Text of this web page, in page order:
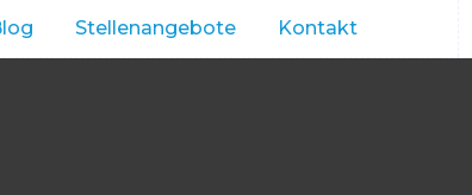
Stellenangebote Kontakt